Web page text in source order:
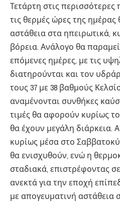
Τετάρτη στις
τις θερμές ώρες της
αστάθεια στα ηπειρωτικά,
βόρεια. Ανάλογο θα
επόμενες ημέρες, με τις
διατηρούνται και τον
τους 37 με 38 βαθμούς
αναμένονται συνθήκες
τιμές θα αφορούν κυρίως
θα έχουν μεγάλη διάρκεια.
κυρίως μέσα στο
θα ενισχυθούν, ενώ η
σταδιακά, επιστρέφοντας
ανεκτά για την εποχή
με απογευματινή αστάθεια